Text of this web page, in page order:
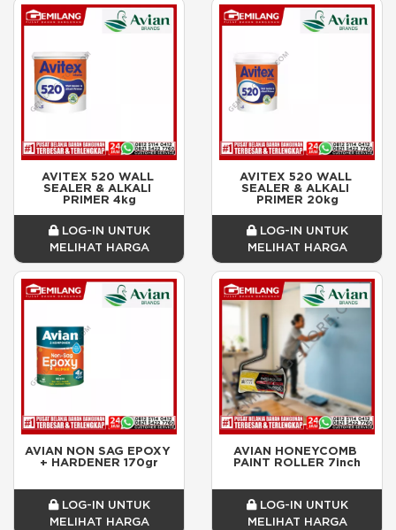
AVITEX 520 WALL
SEALER & ALKALI
PRIMER 4kg
LOG-IN UNTUK
MELIHAT HARGA
AVITEX 520 WALL
SEALER & ALKALI
PRIMER 20kg
LOG-IN UNTUK
MELIHAT HARGA
AVIAN NON SAG EPOXY
+ HARDENER 170gr
LOG-IN UNTUK
MELIHAT HARGA
AVIAN HONEYCOMB
PAINT ROLLER 7inch
LOG-IN UNTUK
MELIHAT HARGA